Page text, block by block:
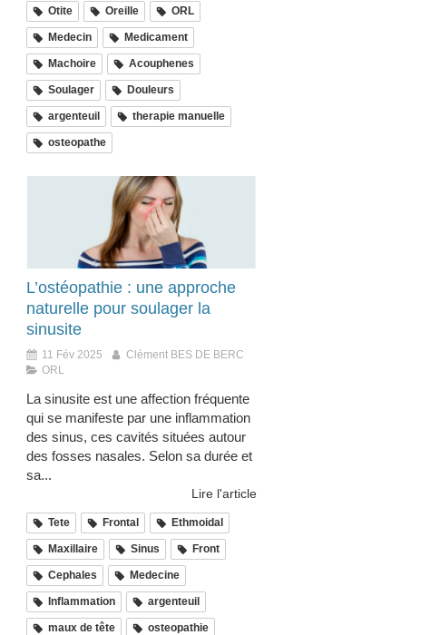
Otite Oreille ORL
Medecin Medicament
Machoire Acouphenes
Soulager Douleurs
argenteuil therapie manuelle
osteopathe
L’ostéopathie : une approche
naturelle pour soulager la
sinusite
11 Fév 2025
Clément BES DE BERC
ORL
La sinusite est une affection fréquente
qui se manifeste par une inflammation
des sinus, ces cavités situées autour
des fosses nasales. Selon sa durée et
sa...
Lire l'article
Tete Frontal Ethmoidal
Maxillaire Sinus Front
Cephales Medecine
Inflammation argenteuil
maux de tête osteopathie